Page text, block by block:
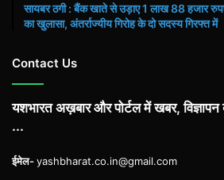
सायबर ठगी : बैंक खाते से उड़ाए 1 लाख 88 हजार
का खुलासा, अंतर्राज्यीय गिरोह के दो सदस्य गिरफ्त में
Contact Us
यशभारत अख़बार और पोर्टल में खबर,
...
ईमेल-yashbharat.co.in@gmail.com